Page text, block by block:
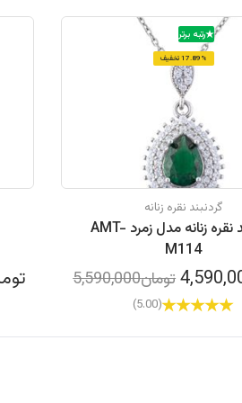
رتبه برتر
17.89% تخفیف
گردنبند نقره زنانه
گردنبند نقره زنانه مدل زمرد AMT-
M114
تومان5,590,000
(5.00)